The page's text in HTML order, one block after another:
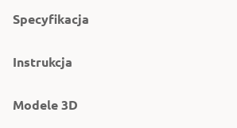
Specyfikacja
Instrukcja
Modele 3D